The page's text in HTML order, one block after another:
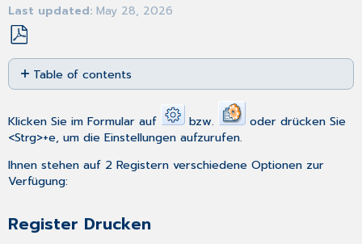
Last updated May 28, 2026
Save
as
PDF
Table of contents
Drucken
Register
MD-
Speicherung
Klicken Sie im Formular auf bzw.
oder drücken Sie
<Strg>+e, um die Einstellungen aufzurufen.
Ihnen stehen auf 2 Registern verschiedene Optionen zur
Verfügung:
Register Drucken